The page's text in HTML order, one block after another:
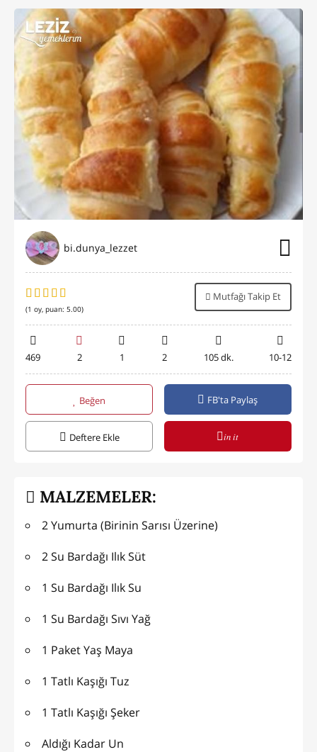
bi.dunya_lezzet
(1 oy, puan: 5.00)
Mutfağı Takip Et
469 2 1 2 105 dk. 10-12
Beğen FB'ta Paylaş
Deftere Ekle in it
MALZEMELER:
2 Yumurta (Birinin Sarısı Üzerine)
2 Su Bardağı Ilık Süt
1 Su Bardağı Ilık Su
1 Su Bardağı Sıvı Yağ
1 Paket Yaş Maya
1 Tatlı Kaşığı Tuz
1 Tatlı Kaşığı Şeker
Aldığı Kadar Un